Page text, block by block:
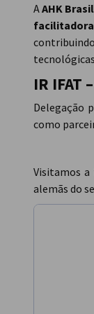
AAHK
facilitadora
IR IFAT
Delegação
como
Visitamos a
alemãs do